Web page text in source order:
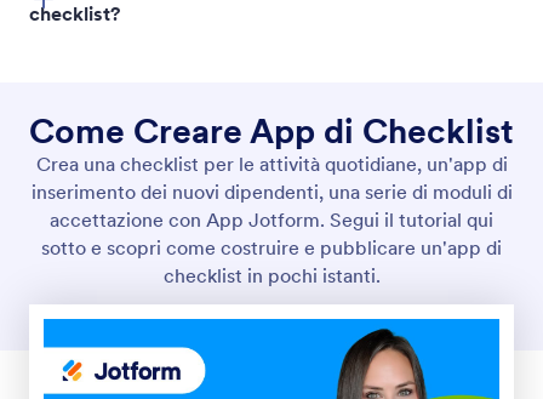
checklist?
Come Creare App di Checklist
Crea una checklist per le attività quotidiane, un'app di
inserimento dei nuovi dipendenti, una serie di moduli di
accettazione con App Jotform. Segui il tutorial qui
sotto e scopri come costruire e pubblicare un'app di
checklist in pochi istanti.